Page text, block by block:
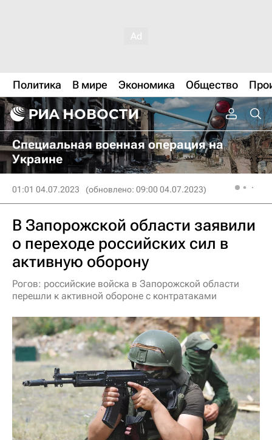
Политика В мире Экономика Общество
Специальная военная операция на
Украине
01:01 04.07.2023 (обновлено: 09:00 04.07.2023)
В Запорожской области заявили
о переходе российских сил в
активную оборону
Рогов: российские войска в Запорожской области
перешли к активной обороне с контратаками